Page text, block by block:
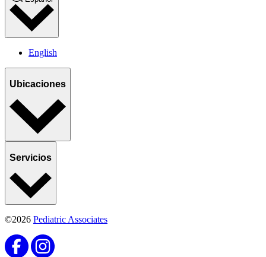
English
Ubicaciones
Servicios
©2026 Pediatric Associates